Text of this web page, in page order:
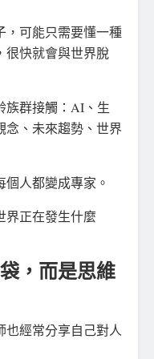
，可能只需要懂一種
很快就會與世界脫
族群接觸：AI、生
念、未來趨勢、世界
人都變成專家。
界正在發生什麼
，而是思維
也經常分享自己對人